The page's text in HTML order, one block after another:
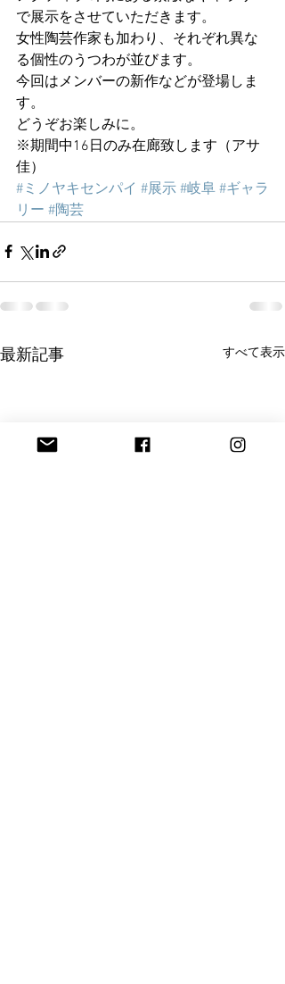
で展示をさせていただきます。
女性陶芸作家も加わり、それぞれ異な
る個性のうつわが並びます。
今回はメンバーの新作などが登場しま
す。
どうぞお楽しみに。
※期間中16日のみ在廊致します（アサ
佳）
#ミノヤキセンパイ #展示 #岐阜 #ギャラ
リー #陶芸
最新記事 すべて表示